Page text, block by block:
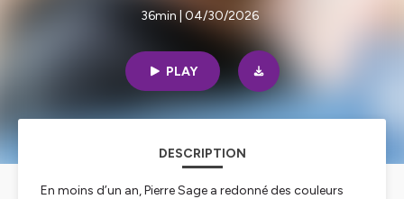
36min | 04/30/2026
PLAY
DESCRIPTION
En moins d’un an, Pierre Sage a redonné des couleurs